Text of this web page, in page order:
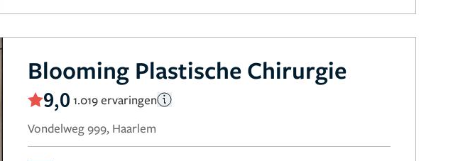
Blooming Plastische Chirurgie
9,0 1.019 ervaringen
Vondelweg 999, Haarlem